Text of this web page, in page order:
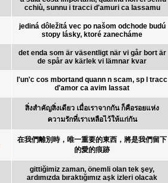
cchiù, sunnu i tracci d'amuri ca lassamu
jediná dôležitá vec po našom odchode budú
stopy lásky, ktoré zanecháme
det enda som är väsentligt när vi går bort är
de spår av kärlek vi lämnar kvar
l'un'c cos mbortand quann n scam, sp l tracc
d'amor ca avim lassat
สิ่งสำคัญสิ่งเดียว เมื่อเราจากกัน ก็คือรอยแห่ง
ความรักที่เราเหลือไว้ให้แก่กัน
在我們離別時，唯一重要的東西，將是我們留下
的愛的痕跡
gittiğimiz zaman, önemli olan tek şey,
ardımızda bıraktığımız aşk izleri olacak